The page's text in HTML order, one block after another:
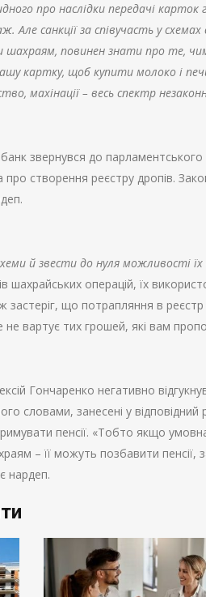
про наслідки передачі
Але санкції за співучасть у
шахраям, повинен знати про те,
картку, щоб купити молоко і
махінації – весь спектр
звернувся до
про створення реєстру дропів.
й звести до нуля можливості їх
шахрайських операцій, їх
застеріг, що потрапляння в
не вартує тих грошей, які вам
Гончаренко негативно
словами, занесені у
пенсії. «Тобто якщо
– її можуть позбавити
нардеп.